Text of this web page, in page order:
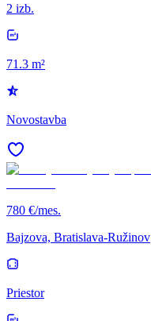
2 izb.
71.3 m²
Novostavba
780 €/mes.
Bajzova, Bratislava-Ružinov
Priestor